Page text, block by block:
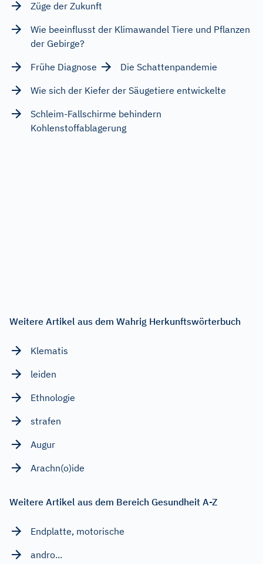
Züge der Zukunft
Wie beeinflusst der Klimawandel Tiere und Pflanzen
der Gebirge?
Frühe Diagnose
Die Schattenpandemie
Wie sich der Kiefer der Säugetiere entwickelte
Schleim-Fallschirme behindern
Kohlenstoffablagerung
Weitere Artikel aus dem Wahrig Herkunftswörterbuch
Klematis
leiden
Ethnologie
strafen
Augur
Arachn(o)ide
Weitere Artikel aus dem Bereich Gesundheit A-Z
Endplatte, motorische
andro...